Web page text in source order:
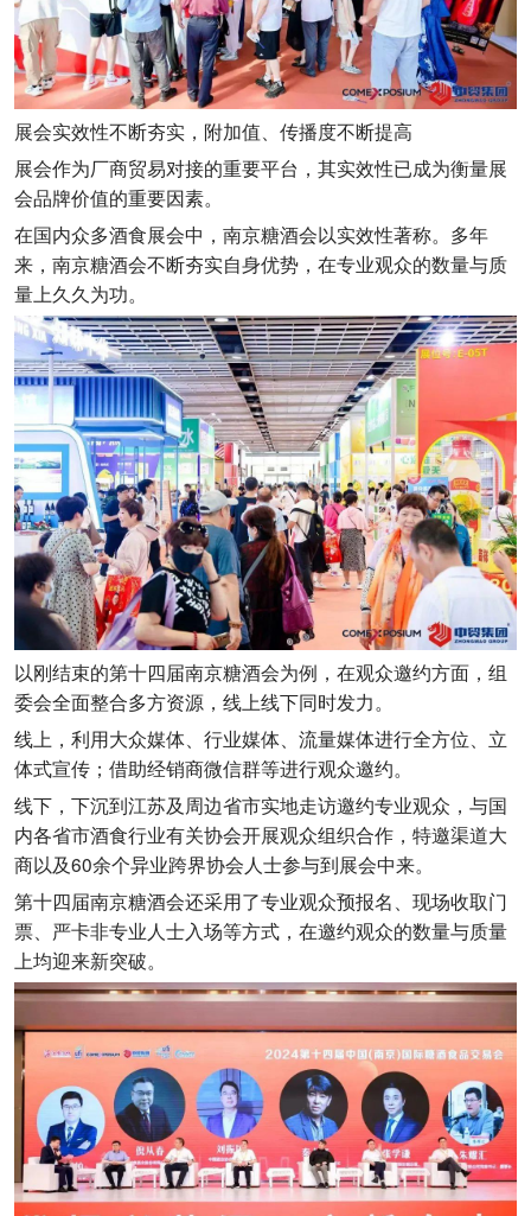
展会实效性不断夯实，附加值、传播度不断提高
展会作为厂商贸易对接的重要平台，其实效性已成为衡量展
会品牌价值的重要因素。
在国内众多酒食展会中，南京糖酒会以实效性著称。多年
来，南京糖酒会不断夯实自身优势，在专业观众的数量与质
量上久久为功。
以刚结束的第十四届南京糖酒会为例，在观众邀约方面，组
委会全面整合多方资源，线上线下同时发力。
线上，利用大众媒体、行业媒体、流量媒体进行全方位、立
体式宣传；借助经销商微信群等进行观众邀约。
线下，下沉到江苏及周边省市实地走访邀约专业观众，与国
内各省市酒食行业有关协会开展观众组织合作，特邀渠道大
商以及60余个异业跨界协会人士参与到展会中来。
第十四届南京糖酒会还采用了专业观众预报名、现场收取门
票、严卡非专业人士入场等方式，在邀约观众的数量与质量
上均迎来新突破。